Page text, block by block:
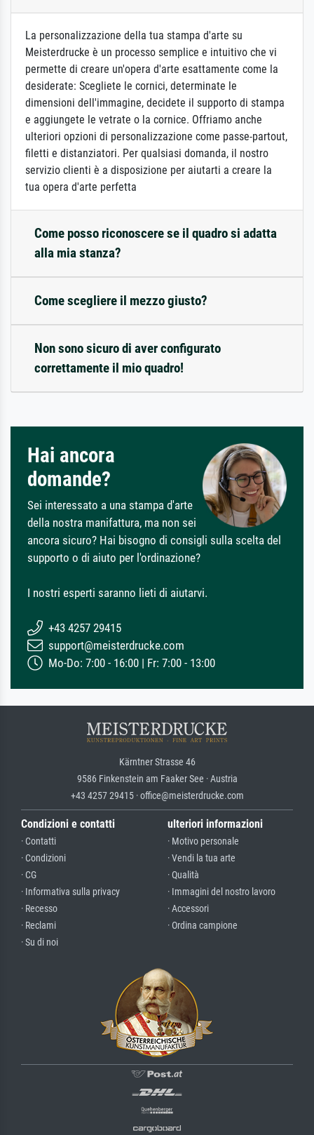
La personalizzazione della tua stampa d'arte su
Meisterdrucke è un processo semplice e intuitivo che vi
permette di creare un'opera d'arte esattamente come la
desiderate: Scegliete le cornici, determinate le
dimensioni dell'immagine, decidete il supporto di stampa
e aggiungete le vetrate o la cornice. Offriamo anche
ulteriori opzioni di personalizzazione come passe-partout,
filetti e distanziatori. Per qualsiasi domanda, il nostro
servizio clienti è a disposizione per aiutarti a creare la
tua opera d'arte perfetta
Come posso riconoscere se il quadro si adatta
alla mia stanza?
Come scegliere il mezzo giusto?
Non sono sicuro di aver configurato
correttamente il mio quadro!
Hai ancora
domande?
Sei interessato a una stampa d'arte
della nostra manifattura, ma non sei
ancora sicuro? Hai bisogno di consigli sulla scelta del
supporto o di aiuto per l'ordinazione?
I nostri esperti saranno lieti di aiutarvi.
+43 4257 29415
support@meisterdrucke.com
Mo-Do: 7:00 - 16:00 | Fr: 7:00 - 13:00
Kärntner Strasse 46
9586 Finkenstein am Faaker See · Austria
+43 4257 29415 · office@meisterdrucke.com
Condizioni e contatti
· Contatti
· Condizioni
· CG
· Informativa sulla privacy
· Recesso
· Reclami
· Su di noi
ulteriori informazioni
· Motivo personale
· Vendi la tua arte
· Qualità
· Immagini del nostro lavoro
· Accessori
· Ordina campione